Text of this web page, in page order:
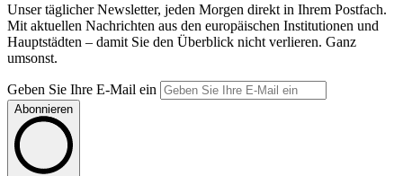
Unser täglicher Newsletter, jeden Morgen direkt in Ihrem Postfach.
Mit aktuellen Nachrichten aus den europäischen Institutionen und
Hauptstädten – damit Sie den Überblick nicht verlieren. Ganz
umsonst.
Geben Sie Ihre E-Mail ein
Abonnieren